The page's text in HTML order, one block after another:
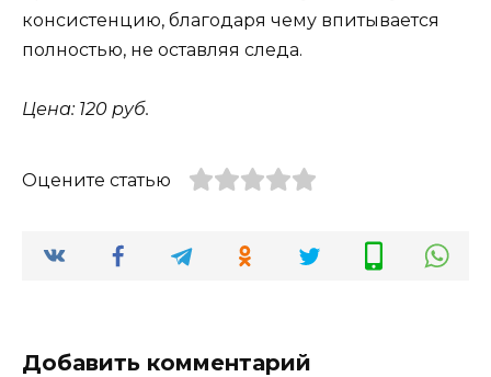
консистенцию, благодаря чему впитывается
полностью, не оставляя следа.
Цена: 120 руб.
Оцените статью
Добавить комментарий